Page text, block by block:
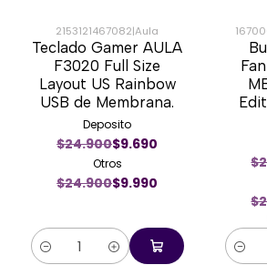
-60%
2153121467082|Aula
Teclado Gamer AULA
F3020 Full Size
Layout US Rainbow
USB de Membrana.
Deposito
$24.900$9.690
Otros
$24.900$9.990
Cantidad
-